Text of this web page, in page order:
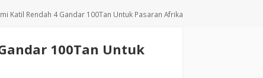
Türkçe
Katil Rendah 4 Gandar 100Tan Untuk Pasaran Afrika
100Tan Untuk